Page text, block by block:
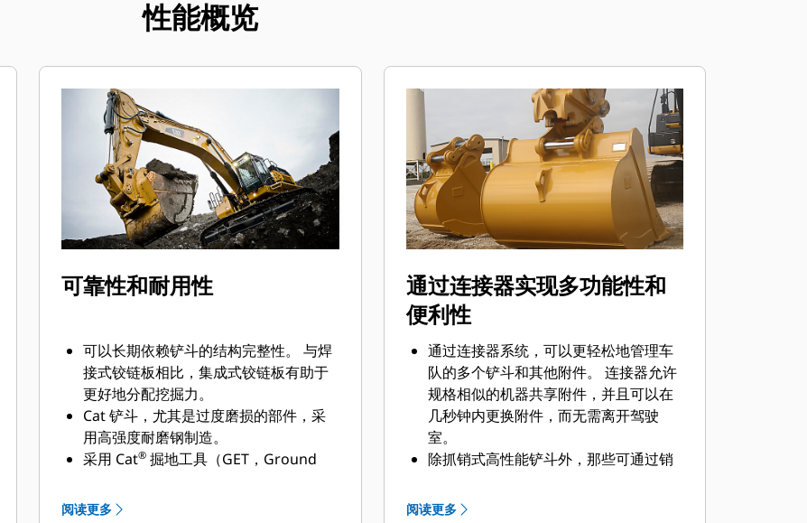
性能概览
可靠性和耐用性
可以长期依赖铲斗的结构完整性。 与焊
接式铰链板相比，集成式铰链板有助于
更好地分配挖掘力。
Cat 铲斗，尤其是过度磨损的部件，采
用高强度耐磨钢制造。
采用 Cat® 掘地工具（GET，Ground
的高磨损区域。 侧挡板保护器和侧铲刀
阅读更多
通过连接器实现多功能性和
便利性
通过连接器系统，可以更轻松地管理车
队的多个铲斗和其他附件。 连接器允许
规格相似的机器共享附件，并且可以在
几秒钟内更换附件，而无需离开驾驶
室。
除抓销式高性能铲斗外，那些可通过销
快速连接器兼容。 抓销式高性能铲斗配
阅读更多